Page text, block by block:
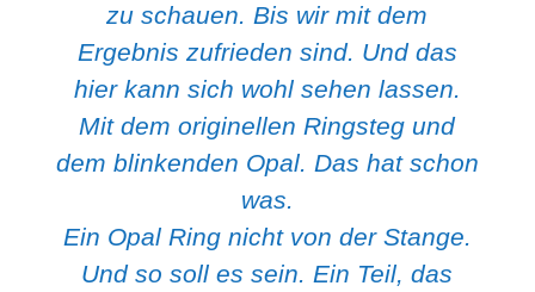
zu schauen. Bis wir mit dem
Ergebnis zufrieden sind. Und das
hier kann sich wohl sehen lassen.
Mit dem originellen Ringsteg und
dem blinkenden Opal. Das hat schon
was.
Ein Opal Ring nicht von der Stange.
Und so soll es sein. Ein Teil, das